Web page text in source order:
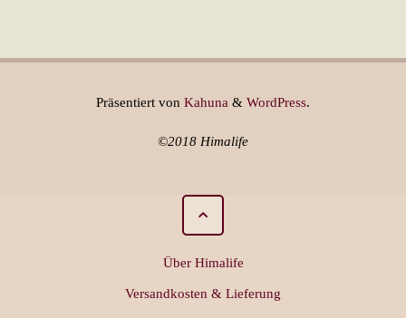
Präsentiert von Kahuna & WordPress.
©2018 Himalife
Über Himalife
Versandkosten & Lieferung